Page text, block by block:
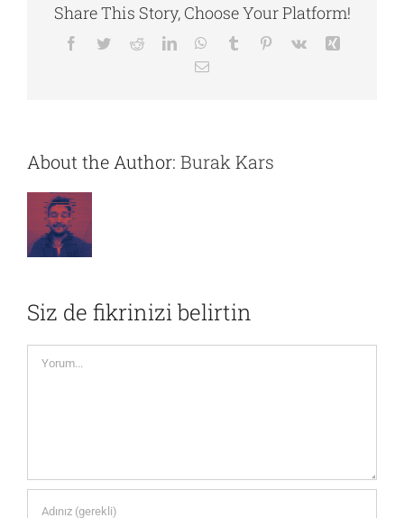
Share This Story, Choose Your Platform!
Facebook
TwitterRedditLinkedInWhatsApp
Tumblr Pinterest
Vk
E-
About the Author: Burak Kars
Siz de fikrinizi belirtin
Yorum